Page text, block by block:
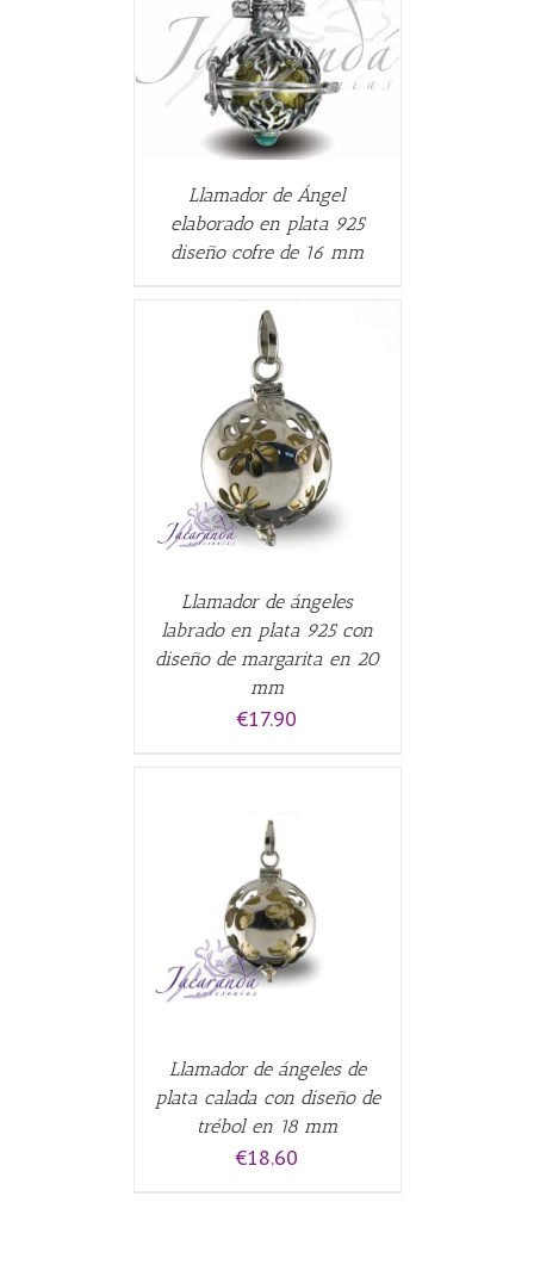
Llamador de Ángel
elaborado en plata 925
diseño cofre de 16 mm
Llamador de ángeles
labrado en plata 925 con
diseño de margarita en 20
mm
€17.90
Llamador de ángeles de
plata calada con diseño de
trébol en 18 mm
€18.60